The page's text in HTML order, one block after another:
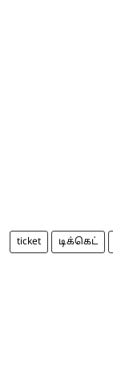
ticket டிக்கெட்